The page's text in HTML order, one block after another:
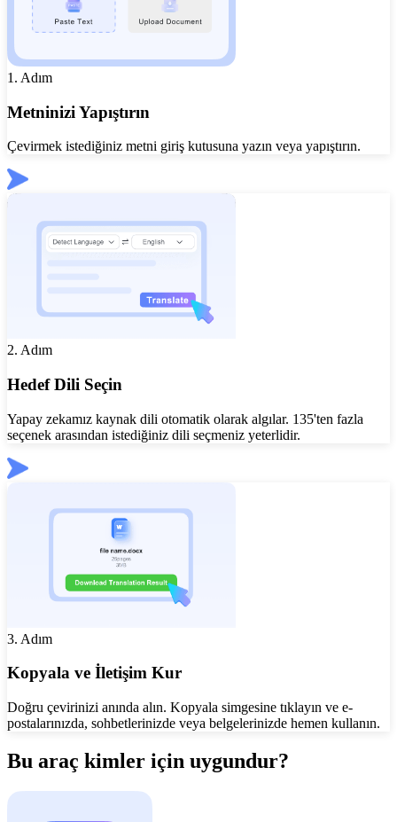
1. Adım
Metninizi Yapıştırın
Çevirmek istediğiniz metni giriş kutusuna yazın veya yapıştırın.
2. Adım
Hedef Dili Seçin
Yapay zekamız kaynak dili otomatik olarak algılar. 135'ten fazla
seçenek arasından istediğiniz dili seçmeniz yeterlidir.
3. Adım
Kopyala ve İletişim Kur
Doğru çevirinizi anında alın. Kopyala simgesine tıklayın ve e-
postalarınızda, sohbetlerinizde veya belgelerinizde hemen kullanın.
Bu araç kimler için uygundur?